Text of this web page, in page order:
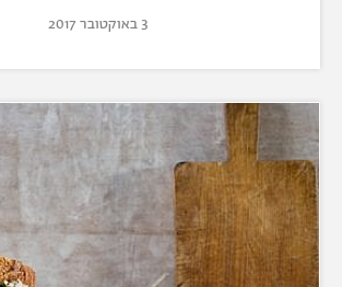
3 באוקטובר 2017